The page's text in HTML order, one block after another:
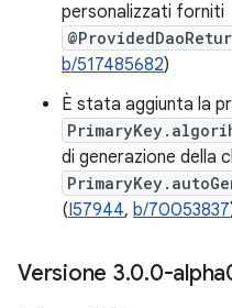
personalizzati forniti
b/517485682)
È stata aggiunta la
di generazione della
(I57944, b/70053837
Versione 3.0.0-